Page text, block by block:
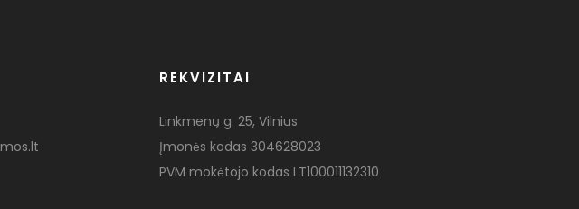
REKVIZITAI
Linkmenų g. 25, Vilnius
Įmonės kodas 304628023
PVM mokėtojo kodas LT100011132310